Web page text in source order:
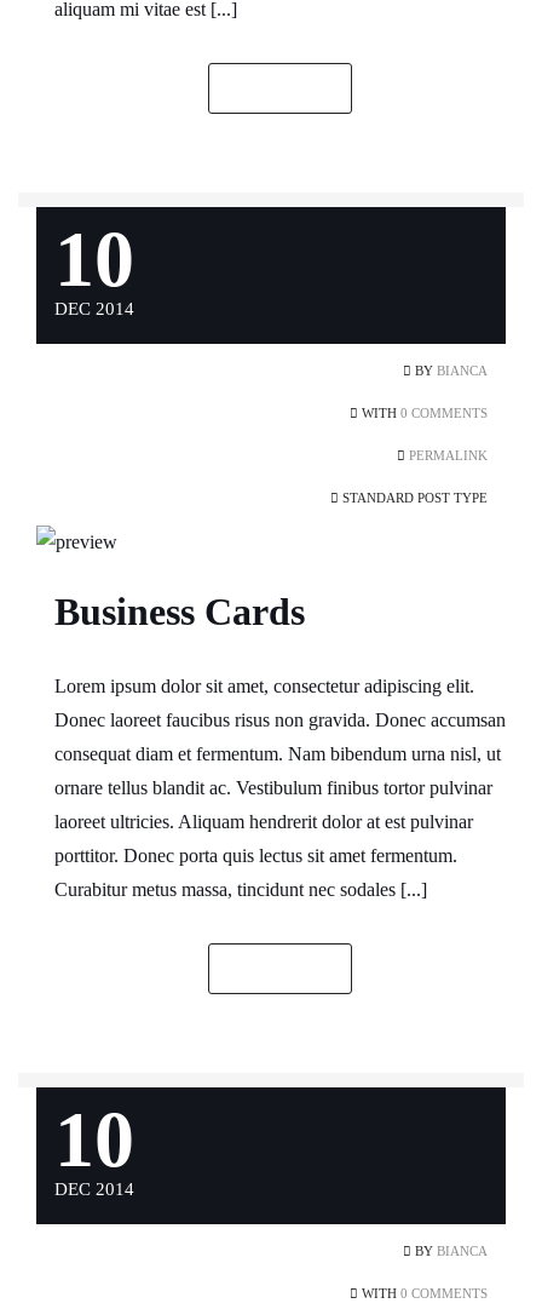
aliquam mi vitae est [...]
10
DEC 2014
BY BIANCA
WITH 0 COMMENTS
PERMALINK
STANDARD POST TYPE
Business Cards
Lorem ipsum dolor sit amet, consectetur adipiscing elit.
Donec laoreet faucibus risus non gravida. Donec accumsan
consequat diam et fermentum. Nam bibendum urna nisl, ut
ornare tellus blandit ac. Vestibulum finibus tortor pulvinar
laoreet ultricies. Aliquam hendrerit dolor at est pulvinar
porttitor. Donec porta quis lectus sit amet fermentum.
Curabitur metus massa, tincidunt nec sodales [...]
10
DEC 2014
BY BIANCA
WITH 0 COMMENTS